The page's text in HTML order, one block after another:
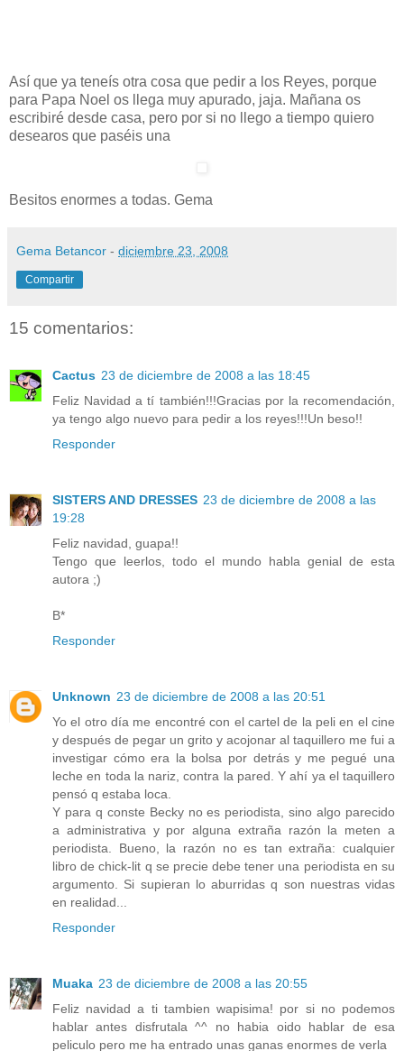
Así que ya teneís otra cosa que pedir a los Reyes, porque
para Papa Noel os llega muy apurado, jaja. Mañana os
escribiré desde casa, pero por si no llego a tiempo quiero
desearos que paséis una
Besitos enormes a todas. Gema
Gema Betancor - diciembre 23, 2008
Compartir
15 comentarios:
Cactus 23 de diciembre de 2008 a las 18:45
Feliz Navidad a tí también!!!Gracias por la recomendación,
ya tengo algo nuevo para pedir a los reyes!!!Un beso!!
Responder
SISTERS AND DRESSES 23 de diciembre de 2008 a las
19:28
Feliz navidad, guapa!!
Tengo que leerlos, todo el mundo habla genial de esta
autora ;)
B*
Responder
Unknown 23 de diciembre de 2008 a las 20:51
Yo el otro día me encontré con el cartel de la peli en el cine
y después de pegar un grito y acojonar al taquillero me fui a
investigar cómo era la bolsa por detrás y me pegué una
leche en toda la nariz, contra la pared. Y ahí ya el taquillero
pensó q estaba loca.
Y para q conste Becky no es periodista, sino algo parecido
a administrativa y por alguna extraña razón la meten a
periodista. Bueno, la razón no es tan extraña: cualquier
libro de chick-lit q se precie debe tener una periodista en su
argumento. Si supieran lo aburridas q son nuestras vidas
en realidad...
Responder
Muaka 23 de diciembre de 2008 a las 20:55
Feliz navidad a ti tambien wapisima! por si no podemos
hablar antes disfrutala ^^ no habia oido hablar de esa
peliculo pero me ha entrado unas ganas enormes de verla